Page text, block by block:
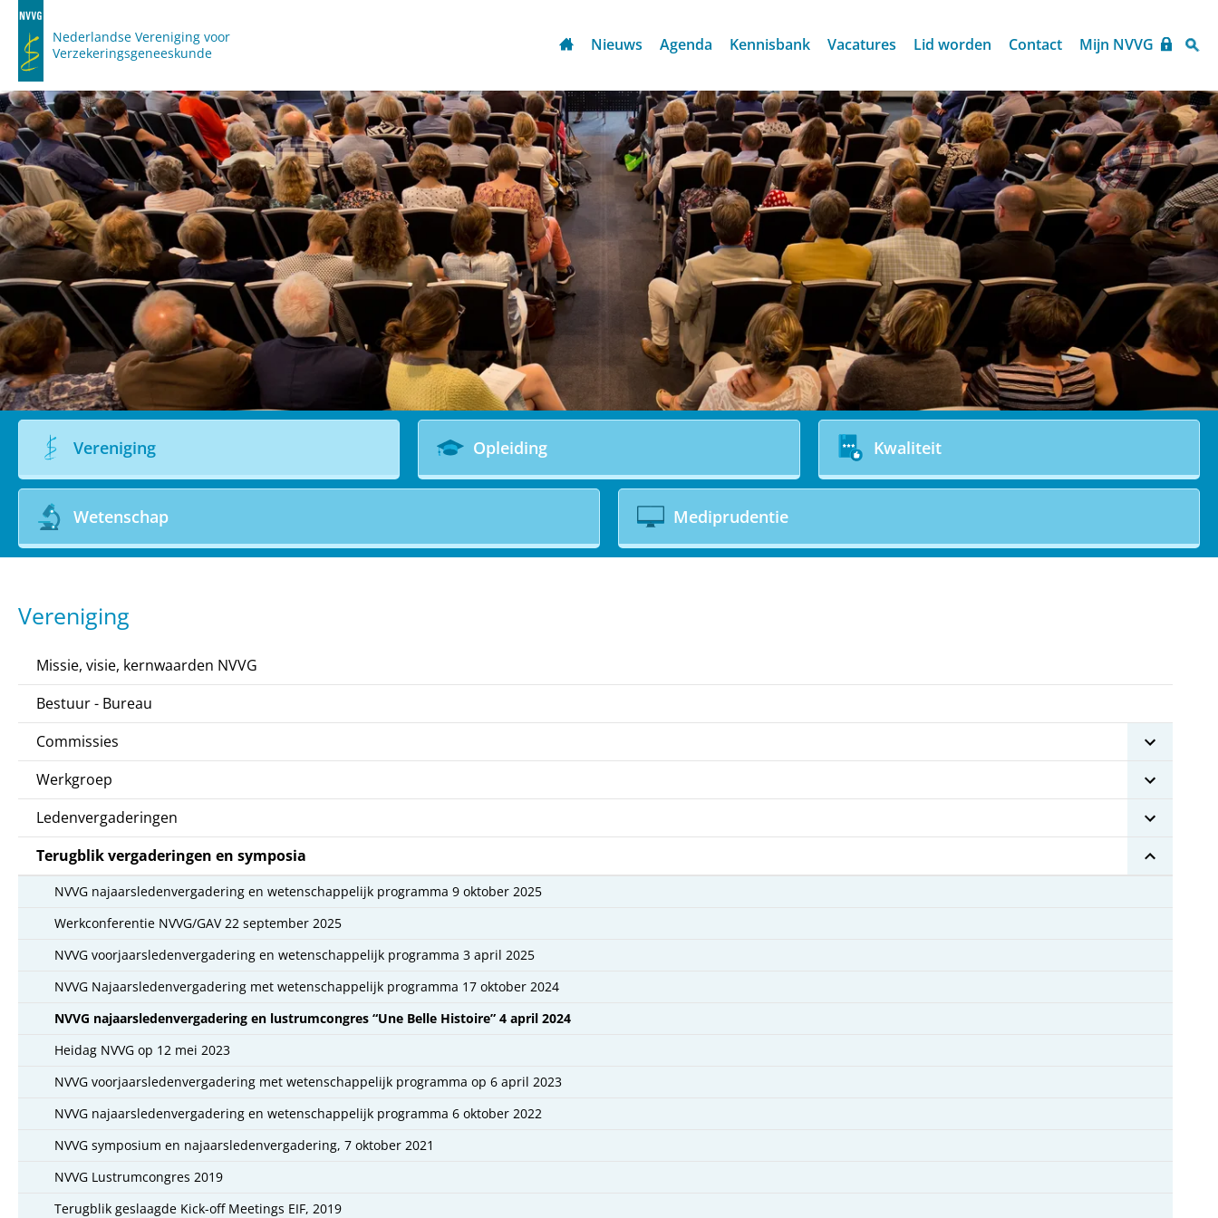
Nederlandse Vereniging voor
Verzekeringsgeneeskunde
Nieuws Agenda Kennisbank Vacatures Lid worden Contact Mijn NVVG
Vereniging Opleiding Kwaliteit
Wetenschap Mediprudentie
Vereniging
Missie, visie, kernwaarden NVVG
Bestuur - Bureau
Commissies
Werkgroep
Ledenvergaderingen
Terugblik vergaderingen en symposia
NVVG najaarsledenvergadering en wetenschappelijk programma 9 oktober 2025
Werkconferentie NVVG/GAV 22 september 2025
NVVG voorjaarsledenvergadering en wetenschappelijk programma 3 april 2025
NVVG Najaarsledenvergadering met wetenschappelijk programma 17 oktober 2024
NVVG najaarsledenvergadering en lustrumcongres “Une Belle Histoire” 4 april 2024
Heidag NVVG op 12 mei 2023
NVVG voorjaarsledenvergadering met wetenschappelijk programma op 6 april 2023
NVVG najaarsledenvergadering en wetenschappelijk programma 6 oktober 2022
NVVG symposium en najaarsledenvergadering, 7 oktober 2021
NVVG Lustrumcongres 2019
Terugblik geslaagde Kick-off Meetings EIF, 2019